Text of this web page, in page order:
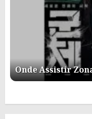
Onde Assistir